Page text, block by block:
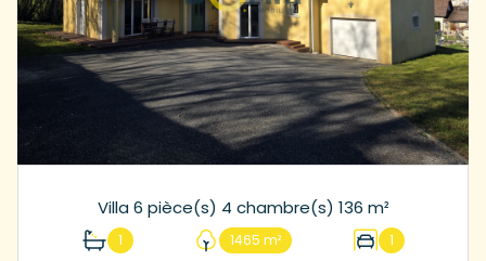
Villa 6 pièce(s) 4 chambre(s) 136 m²
1 1465 m² 1